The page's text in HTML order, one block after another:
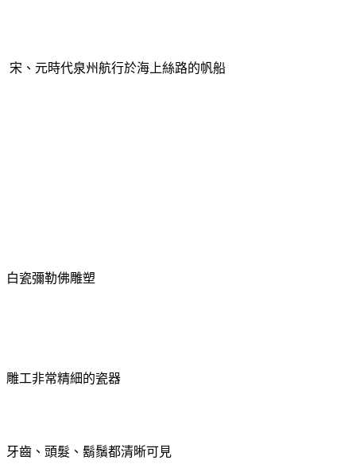
宋、元時代泉州航行於海上絲路的帆船
白瓷彌勒佛雕塑
雕工非常精細的瓷器
牙齒、頭髮、鬍鬚都清晰可見